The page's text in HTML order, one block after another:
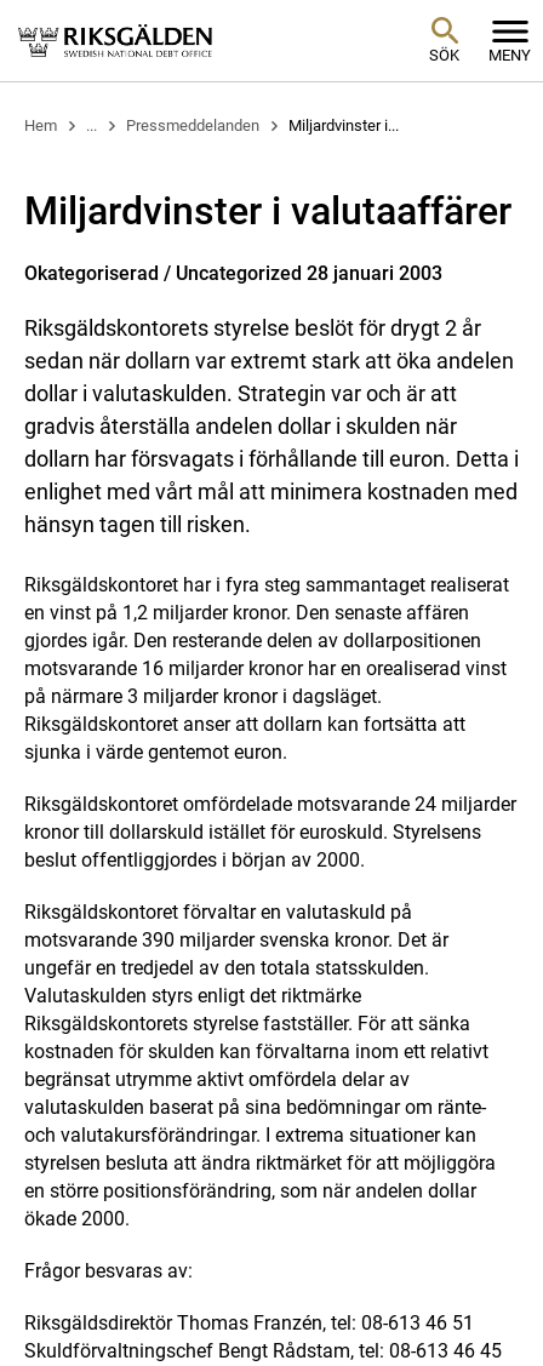
SÖK MENY
Hem ... Pressmeddelanden Miljardvinster i...
Miljardvinster i valutaaffärer
Okategoriserad / Uncategorized 28 januari 2003
Riksgäldskontorets styrelse beslöt för drygt 2 år
sedan när dollarn var extremt stark att öka andelen
dollar i valutaskulden. Strategin var och är att
gradvis återställa andelen dollar i skulden när
dollarn har försvagats i förhållande till euron. Detta i
enlighet med vårt mål att minimera kostnaden med
hänsyn tagen till risken.
Riksgäldskontoret har i fyra steg sammantaget realiserat
en vinst på 1,2 miljarder kronor. Den senaste affären
gjordes igår. Den resterande delen av dollarpositionen
motsvarande 16 miljarder kronor har en orealiserad vinst
på närmare 3 miljarder kronor i dagsläget.
Riksgäldskontoret anser att dollarn kan fortsätta att
sjunka i värde gentemot euron.
Riksgäldskontoret omfördelade motsvarande 24 miljarder
kronor till dollarskuld istället för euroskuld. Styrelsens
beslut offentliggjordes i början av 2000.
Riksgäldskontoret förvaltar en valutaskuld på
motsvarande 390 miljarder svenska kronor. Det är
ungefär en tredjedel av den totala statsskulden.
Valutaskulden styrs enligt det riktmärke
Riksgäldskontorets styrelse fastställer. För att sänka
kostnaden för skulden kan förvaltarna inom ett relativt
begränsat utrymme aktivt omfördela delar av
valutaskulden baserat på sina bedömningar om ränte-
och valutakursförändringar. I extrema situationer kan
styrelsen besluta att ändra riktmärket för att möjliggöra
en större positionsförändring, som när andelen dollar
ökade 2000.
Frågor besvaras av:
Riksgäldsdirektör Thomas Franzén, tel: 08-613 46 51
Skuldförvaltningschef Bengt Rådstam, tel: 08-613 46 45